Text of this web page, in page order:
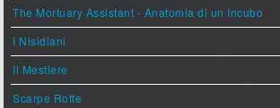
The Mortuary Assistant - Anatomia di un Incubo
I Nisidiani
Il Mestiere
Scarpe Rotte